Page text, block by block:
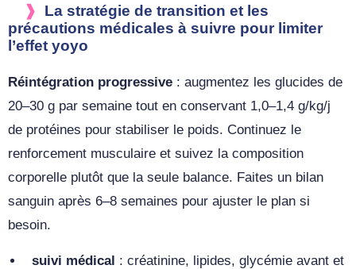
La stratégie de transition et les
précautions médicales à suivre pour limiter
l’effet yoyo
Réintégration progressive : augmentez les glucides de
20–30 g par semaine tout en conservant 1,0–1,4 g/kg/j
de protéines pour stabiliser le poids. Continuez le
renforcement musculaire et suivez la composition
corporelle plutôt que la seule balance. Faites un bilan
sanguin après 6–8 semaines pour ajuster le plan si
besoin.
suivi médical : créatinine, lipides, glycémie avant et